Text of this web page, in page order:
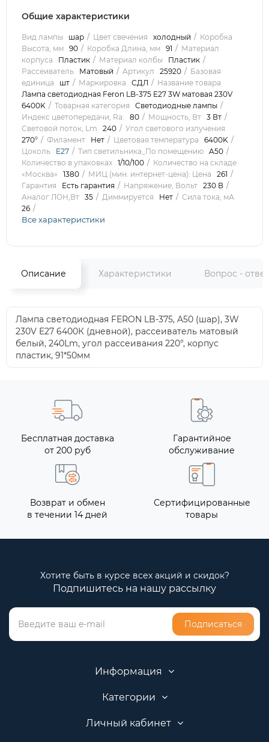
Общие характеристики
Вид лампы шар Цвет свечения холодный
Коробка
Высота, мм 90 Коробка Длина, мм 91
Материал
корпуса
Пластик Материал колбы
Пластик
Рассеиватель
Матовый Артикул 25920
Базовая
единица
шт Маркировка СДЛ
Название товара
Лампа светодиодная Feron LB-375 E27 3W матовая 230V
6400K
Товарная категория
Светодиодные лампы
Индекс цветопередачи, Ra:
80 Мощность, Вт 3 Вт
Световой поток, Lm
240
Угол светового излучения
270°
Филамент Нет Цветовая температура
6400K
Цоколь
E27 Тип светильника_По помещению A50
Количество в упаковках 1/10/100
Количество на складе
«Москва»
1380 МИЦ (мин. интернет-цена): Цена
261
Гарантия
Есть гарантия Напряжение, Вольт 230 В
Аналог ЛОН,Вт 35 Диммируется Нет
Сила тока, мА
26
Все характеристики
Описание Характеристики Вопрос -
Лампа светодиодная FERON LB-375, A50 (шар), 3W
230V E27 6400К (дневной), рассеиватель матовый
белый, 240Lm, угол рассеивания 220°, корпус
пластик, 91*50мм
Бесплатная доставка
от 200 руб
Гарантийное
обслуживание
Возврат и обмен
в течении 14 дней
Сертифицированные
товары
Хотите быть в курсе всех акций и скидок?
Подпишитесь на нашу рассылку
Подписаться
Информация
Категории
Личный кабинет